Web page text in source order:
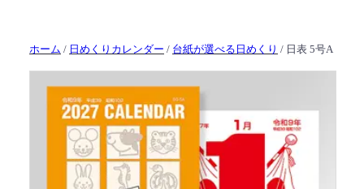
ホーム / 日めくりカレンダー / 台紙が選べる日めくり / 日表 5号A